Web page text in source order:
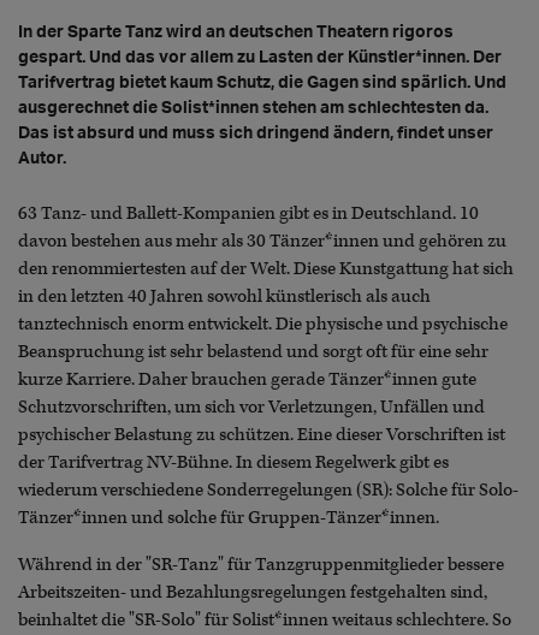
In der Sparte Tanz wird an deutschen Theatern rigoros
gespart. Und das vor allem zu Lasten der Künstler*innen. Der
Tarifvertrag bietet kaum Schutz, die Gagen sind spärlich. Und
ausgerechnet die Solist*innen stehen am schlechtesten da.
Das ist absurd und muss sich dringend ändern, findet unser
Autor.
63 Tanz- und Ballett-Kompanien gibt es in Deutschland. 10
davon bestehen aus mehr als 30 Tänzer*innen und gehören zu
den renommiertesten auf der Welt. Diese Kunstgattung hat sich
in den letzten 40 Jahren sowohl künstlerisch als auch
tanztechnisch enorm entwickelt. Die physische und psychische
Beanspruchung ist sehr belastend und sorgt oft für eine sehr
kurze Karriere. Daher brauchen gerade Tänzer*innen gute
Schutzvorschriften, um sich vor Verletzungen, Unfällen und
psychischer Belastung zu schützen. Eine dieser Vorschriften ist
der Tarifvertrag NV-Bühne. In diesem Regelwerk gibt es
wiederum verschiedene Sonderregelungen (SR): Solche für Solo-
Tänzer*innen und solche für Gruppen-Tänzer*innen.
Während in der "SR-Tanz" für Tanzgruppenmitglieder bessere
Arbeitszeiten- und Bezahlungsregelungen festgehalten sind,
beinhaltet die "SR-Solo" für Solist*innen weitaus schlechtere. So